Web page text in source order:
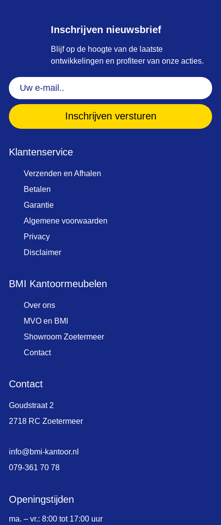
Inschrijven nieuwsbrief
Blijf op de hoogte van de laatste
ontwikkelingen en profiteer van onze acties.
Uw
e-
mail..
Klantenservice
Verzenden en Afhalen
Betalen
Garantie
Algemene voorwaarden
Privacy
Disclaimer
BMI Kantoormeubelen
Over ons
MVO en BMI
Showroom Zoetermeer
Contact
Contact
Goudstraat 2
2718 RC Zoetermeer
info@bmi-kantoor.nl
079-361 70 78
Openingstijden
ma. – vr.: 8:00 tot 17:00 uur